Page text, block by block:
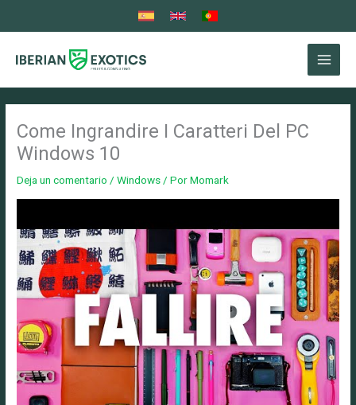
Come Ingrandire I Caratteri Del PC
Windows 10
Deja un comentario /Windows / PorMomark